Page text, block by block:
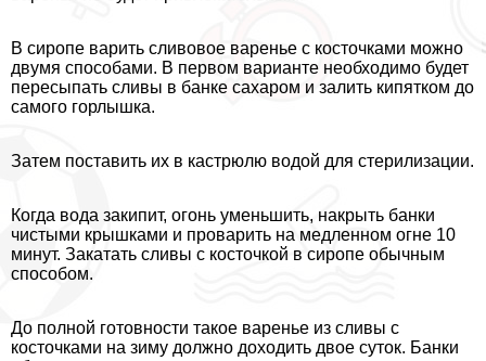
В сиропе варить сливовое варенье с косточками можно
двумя способами. В первом варианте необходимо будет
пересыпать сливы в банке сахаром и залить кипятком до
самого горлышка.
Затем поставить их в кастрюлю водой для стерилизации.
Когда вода закипит, огонь уменьшить, накрыть банки
чистыми крышками и проварить на медленном огне 10
минут. Закатать сливы с косточкой в сиропе обычным
способом.
До полной готовности такое варенье из сливы с
косточками на зиму должно доходить двое суток. Банки